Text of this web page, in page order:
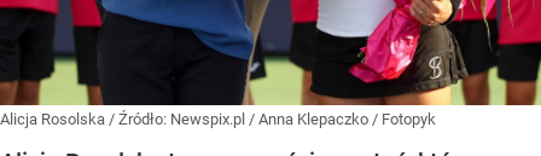
Alicja Rosolska / Źródło: Newspix.pl / Anna Klepaczko / Fotopyk